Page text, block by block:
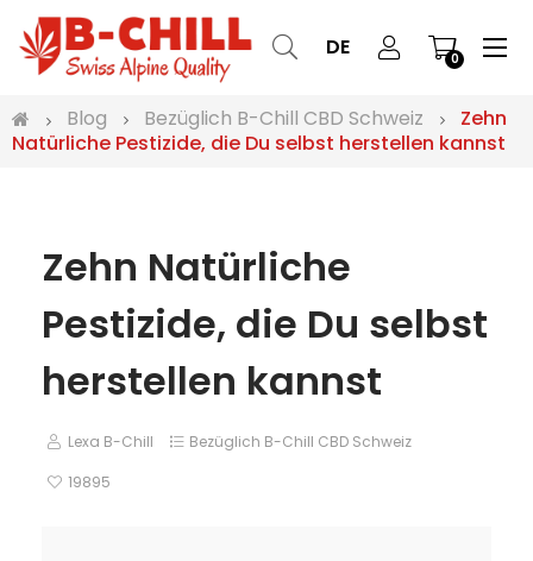
DE 0 ☰
Blog Bezüglich B-Chill CBD Schweiz
Zehn
Natürliche Pestizide, die Du selbst herstellen kannst
Zehn Natürliche
Pestizide, die Du selbst
herstellen kannst
Lexa B-Chill
Bezüglich B-Chill CBD Schweiz
19895